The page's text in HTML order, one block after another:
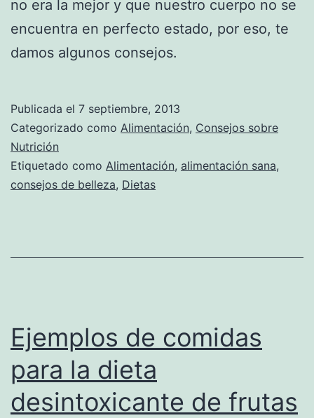
no era la mejor y que nuestro cuerpo no se
encuentra en perfecto estado, por eso, te
damos algunos consejos.
Publicada el 7 septiembre, 2013
Categorizado como Alimentación, Consejos sobre
Nutrición
Etiquetado como Alimentación, alimentación sana,
consejos de belleza, Dietas
Ejemplos de comidas
para la dieta
desintoxicante de frutas